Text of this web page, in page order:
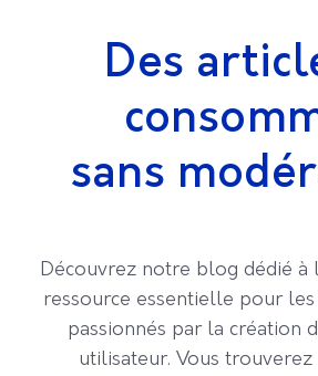
Des
sans
Découvrez notre blog dédié à
ressource essentielle pour
passionnés par la création
utilisateur. Vous trouverez